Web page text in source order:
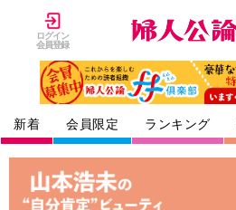
ログイン
会員登録
新着 会員限定 ランキング